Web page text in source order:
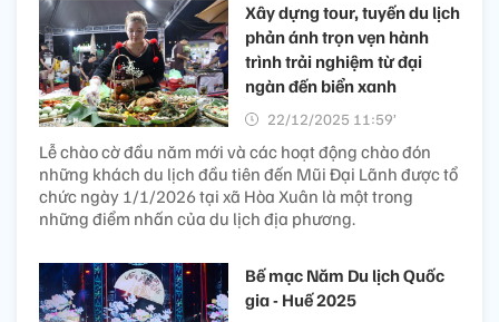
Xây dựng tour, tuyến du lịch
phản ánh trọn vẹn hành
trình trải nghiệm từ đại
ngàn đến biển xanh
22/12/2025 11:59’
Lễ chào cờ đầu năm mới và các hoạt động chào đón
những khách du lịch đầu tiên đến Mũi Đại Lãnh được tổ
chức ngày 1/1/2026 tại xã Hòa Xuân là một trong
những điểm nhấn của du lịch địa phương.
Bế mạc Năm Du lịch Quốc
gia - Huế 2025